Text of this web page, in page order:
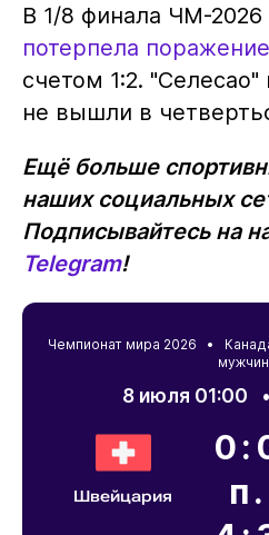
В 1/8 финала ЧМ-2026
потерпела поражение
счетом 1:2.
не вышли в
Ещё больше
наших социальных
Подписывайтесь на
Telegram!
Чемпионат мира 2026 •
8 июля 01:00
Швейцария
п.